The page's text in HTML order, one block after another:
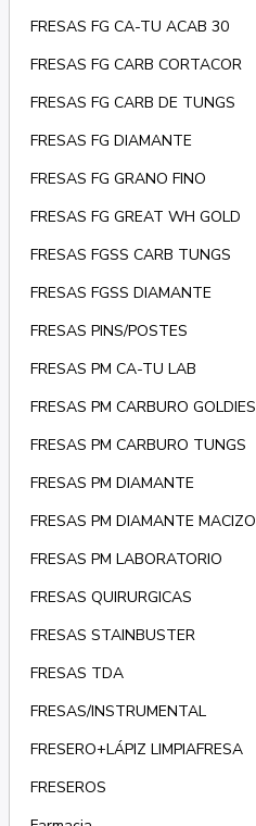
FRESAS FG CA-TU ACAB 30
FRESAS FG CARB CORTACOR
FRESAS FG CARB DE TUNGS
FRESAS FG DIAMANTE
FRESAS FG GRANO FINO
FRESAS FG GREAT WH GOLD
FRESAS FGSS CARB TUNGS
FRESAS FGSS DIAMANTE
FRESAS PINS/POSTES
FRESAS PM CA-TU LAB
FRESAS PM CARBURO GOLDIES
FRESAS PM CARBURO TUNGS
FRESAS PM DIAMANTE
FRESAS PM DIAMANTE MACIZO
FRESAS PM LABORATORIO
FRESAS QUIRURGICAS
FRESAS STAINBUSTER
FRESAS TDA
FRESAS/INSTRUMENTAL
FRESERO+LÁPIZ LIMPIAFRESA
FRESEROS